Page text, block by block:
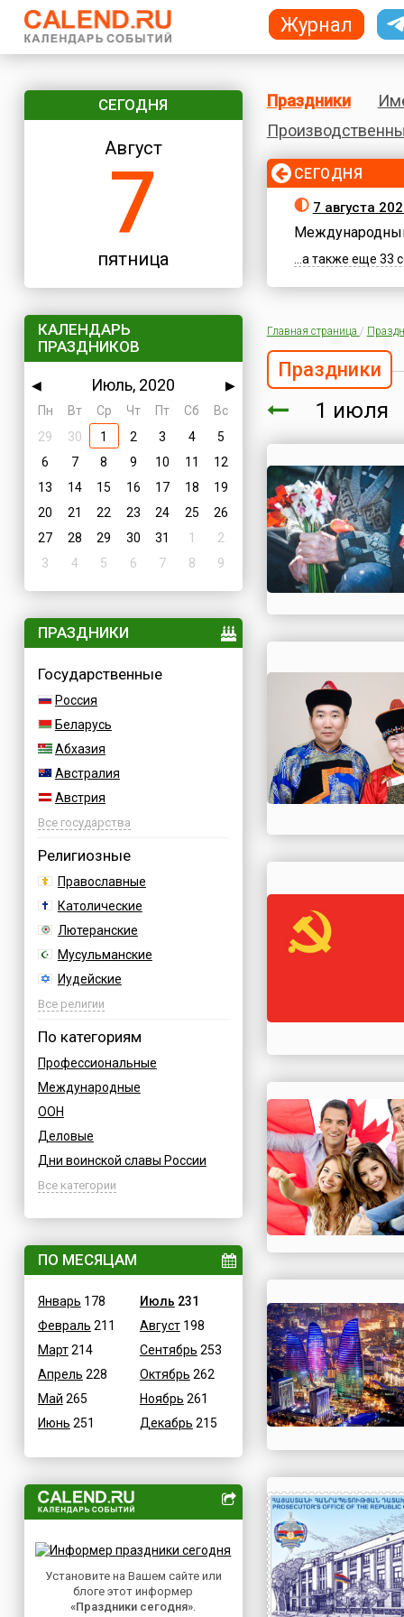
СЕГОДНЯ
Август
7
пятница
КАЛЕНДАРЬ
ПРАЗДНИКОВ
◀ Июль, 2020
▶
Пн
Вт Ср Чт Пт Сб
Вс
29
30 1 2 3 4
5
6
7 8 9 10 11
12
13
14 15 16 17 18
19
20
21 22 23 24 25
26
27
28 29 30 31 1
2
3
4 5 6 7 8 9
ПРАЗДНИКИ
Государственные
Россия
Беларусь
Абхазия
Австралия
Австрия
Азербайджан
Босния
Бразилия
Великобритания
Венгрия
Вьетнам
Германия
Греция
Египет
Израиль
Индия
Иордания
Ирак
Иран
Ирландия
Исландия
Италия
Казахстан
Камерун
Канада
Все государства
Религиозные
Православные
Католические
Лютеранские
Мусульманские
Иудейские
Буддийские
Все религии
По категориям
Профессиональные
Международные
ООН
Деловые
Дни воинской славы России
Армейские
Водные
Детские
В честь икон
Дни памяти святых
Конституционные
Культурные
Масс-медийные
Независимые
Природные
Медицинские
Посты
Все категории
ПО МЕСЯЦАМ
Январь 178
Февраль 211
Март214
Апрель 228
Май 265
Июнь 251
Июль 231
Август198
Сентябрь 253
Октябрь 262
Ноябрь 261
Декабрь 215
Установите на Вашем сайте или
блоге этот информер
«Праздники сегодня».
Праздники
СЕГОДНЯ
7 августа
...а также еще 33
Главная страница /
Праздники
1 июля
Журнал